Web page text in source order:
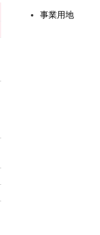
事業用地